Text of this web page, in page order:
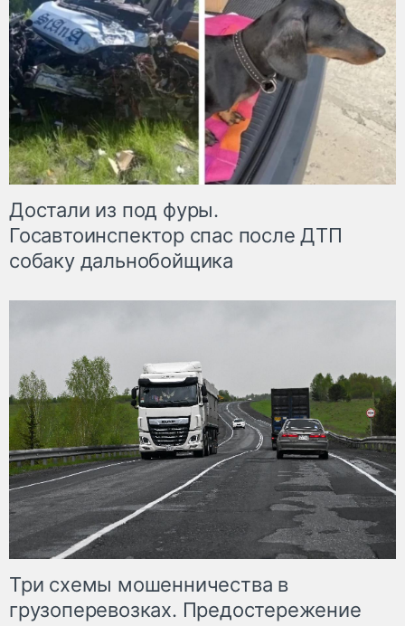
Достали из под фуры.
Госавтоинспектор спас после ДТП
собаку дальнобойщика
Три схемы мошенничества в
грузоперевозках. Предостережение